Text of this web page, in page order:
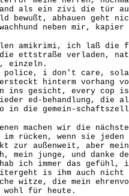
als ein zivi die tür
bewußt, abhauen geht
neben mir,
amikrimi, ich laß die
ettstraße verladen,
einzeln.
i don't care,
hinterm
ins gesicht, every cop
ed-behandlung, die
in die gemein-
machen wir die
im rücken, wenn sie
zur außenweit, aber
mein junge, und danke
ich immer das gefühl,
is ihm auch
witze, die mein
wohl für heute.